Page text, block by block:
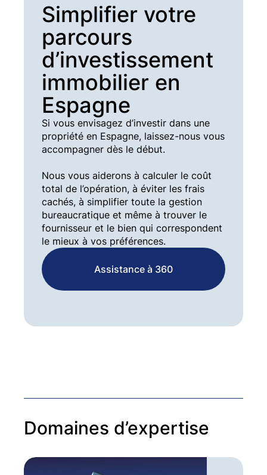
Simplifier votre
parcours
d’investissement
immobilier en
Espagne
Si vous envisagez d’investir dans une
propriété en Espagne, laissez-nous vous
accompagner dès le début.
Nous vous aiderons à calculer le coût
total de l’opération, à éviter les frais
cachés, à simplifier toute la gestion
bureaucratique et même à trouver le
fournisseur et le bien qui correspondent
le mieux à vos préférences.
Assistance à 360
Domaines d’expertise